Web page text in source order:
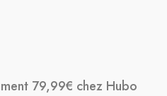
79,99€ chez Hubo